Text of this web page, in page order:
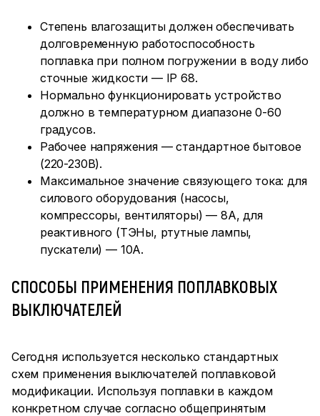
Степень влагозащиты должен обеспечивать
долговременную работоспособность
поплавка при полном погружении в воду либо
сточные жидкости — IP 68.
Нормально функционировать устройство
должно в температурном диапазоне 0-60
градусов.
Рабочее напряжения — стандартное бытовое
(220-230В).
Максимальное значение связующего тока: для
силового оборудования (насосы,
компрессоры, вентиляторы) — 8А, для
реактивного (ТЭНы, ртутные лампы,
пускатели) — 10А.
СПОСОБЫ ПРИМЕНЕНИЯ ПОПЛАВКОВЫХ
ВЫКЛЮЧАТЕЛЕЙ
Сегодня используется несколько стандартных
схем применения выключателей поплавковой
модификации. Используя поплавки в каждом
конкретном случае согласно общепринятым